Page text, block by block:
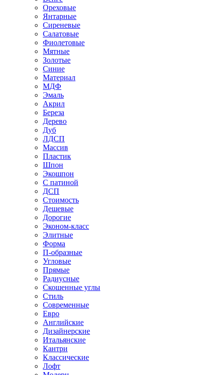
Ореховые
Янтарные
Сиреневые
Салатовые
Фиолетовые
Мятные
Золотые
Синие
Материал
МДФ
Эмаль
Акрил
Береза
Дерево
Дуб
ЛДСП
Массив
Пластик
Шпон
Экошпон
С патиной
ДСП
Стоимость
Дешевые
Дорогие
Эконом-класс
Элитные
Форма
П-образные
Угловые
Прямые
Радиусные
Скошенные углы
Стиль
Современные
Евро
Английские
Дизайнерские
Итальянские
Кантри
Классические
Лофт